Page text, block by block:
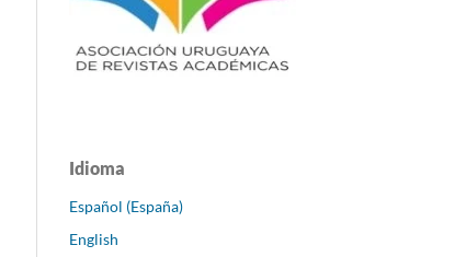
Idioma
Español (España)
English